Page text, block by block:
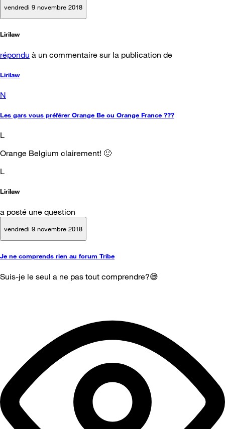
vendredi 9 novembre 2018
Lirilaw
répondu à un commentaire sur la publication de
Lirilaw
N
Les gars vous préférer Orange Be ou Orange France ???
L
Orange Belgium clairement! 🙂
L
Lirilaw
a posté une question
vendredi 9 novembre 2018
Je ne comprends rien au forum Tribe
Suis-je le seul a ne pas tout comprendre?😅